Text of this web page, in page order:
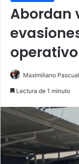
Abordan
operativo
Maximiliano Pascual
Lectura de 1 minuto